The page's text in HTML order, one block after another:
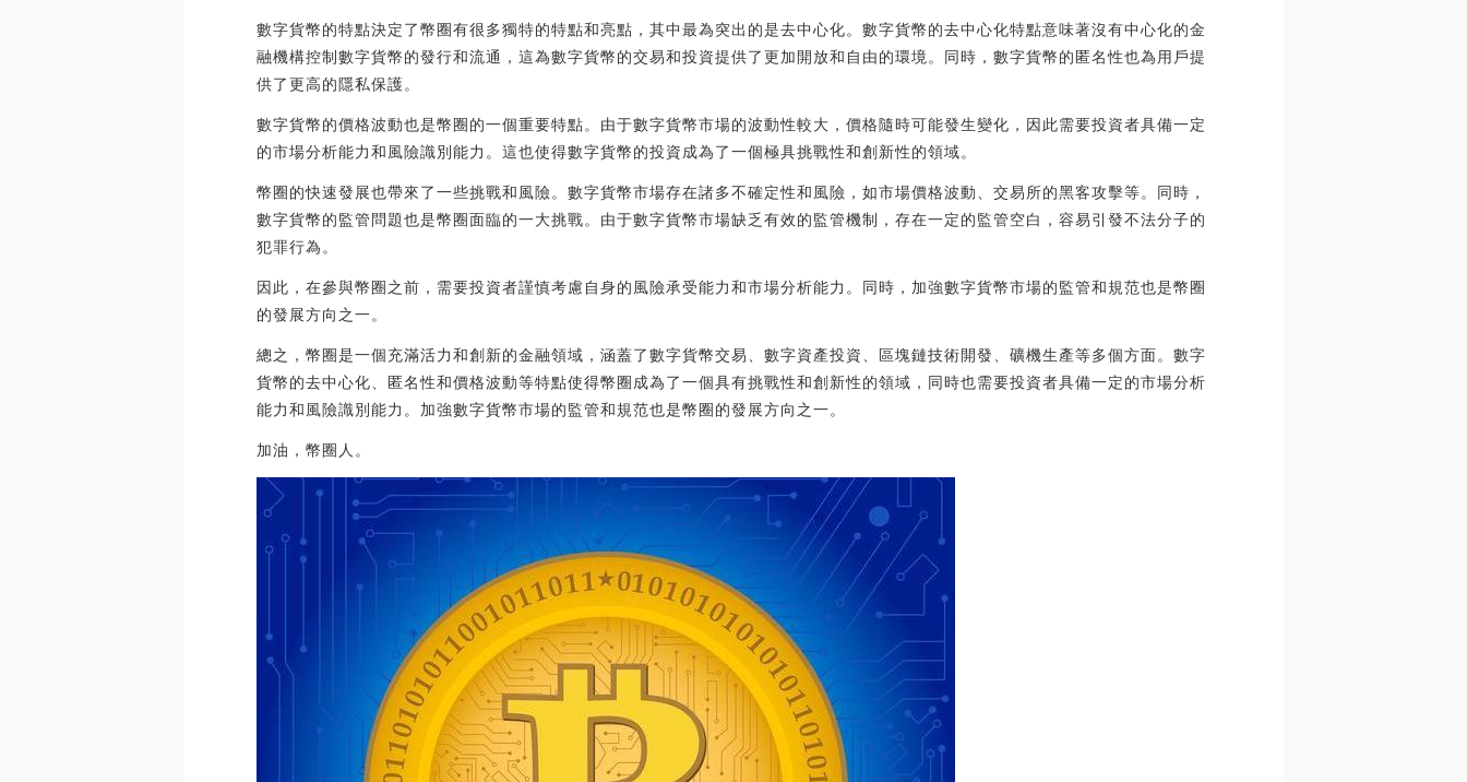
數字貨幣的特點決定了幣圈有很多獨特的特點和亮點，其中最為突出的是去中心化。數字貨幣的去中心化特點意味著沒有中心化的金
融機構控制數字貨幣的發行和流通，這為數字貨幣的交易和投資提供了更加開放和自由的環境。同時，數字貨幣的匿名性也為用戶提
供了更高的隱私保護。
數字貨幣的價格波動也是幣圈的一個重要特點。由于數字貨幣市場的波動性較大，價格隨時可能發生變化，因此需要投資者具備一定
的市場分析能力和風險識別能力。這也使得數字貨幣的投資成為了一個極具挑戰性和創新性的領域。
幣圈的快速發展也帶來了一些挑戰和風險。數字貨幣市場存在諸多不確定性和風險，如市場價格波動、交易所的黑客攻擊等。同時，
數字貨幣的監管問題也是幣圈面臨的一大挑戰。由于數字貨幣市場缺乏有效的監管機制，存在一定的監管空白，容易引發不法分子的
犯罪行為。
因此，在參與幣圈之前，需要投資者謹慎考慮自身的風險承受能力和市場分析能力。同時，加強數字貨幣市場的監管和規范也是幣圈
的發展方向之一。
總之，幣圈是一個充滿活力和創新的金融領域，涵蓋了數字貨幣交易、數字資產投資、區塊鏈技術開發、礦機生產等多個方面。數字
貨幣的去中心化、匿名性和價格波動等特點使得幣圈成為了一個具有挑戰性和創新性的領域，同時也需要投資者具備一定的市場分析
能力和風險識別能力。加強數字貨幣市場的監管和規范也是幣圈的發展方向之一。
加油，幣圈人。